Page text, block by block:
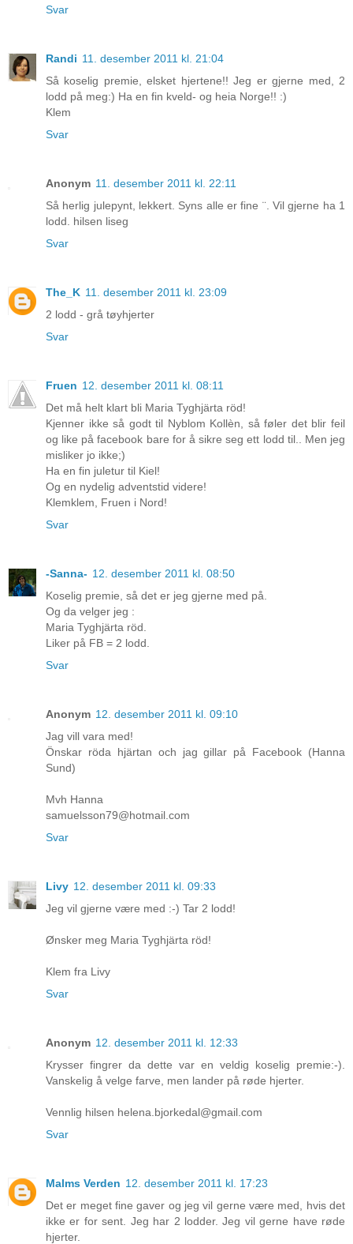
Svar
Randi 11. desember 2011 kl. 21:04
Så koselig premie, elsket hjertene!! Jeg er gjerne med, 2
lodd på meg:) Ha en fin kveld- og heia Norge!! :)
Klem
Svar
Anonym 11. desember 2011 kl. 22:11
Så herlig julepynt, lekkert. Syns alle er fine ¨. Vil gjerne ha 1
lodd. hilsen liseg
Svar
The_K 11. desember 2011 kl. 23:09
2 lodd - grå tøyhjerter
Svar
Fruen 12. desember 2011 kl. 08:11
Det må helt klart bli Maria Tyghjärta röd!
Kjenner ikke så godt til Nyblom Kollèn, så føler det blir feil
og like på facebook bare for å sikre seg ett lodd til.. Men jeg
misliker jo ikke;)
Ha en fin juletur til Kiel!
Og en nydelig adventstid videre!
Klemklem, Fruen i Nord!
Svar
-Sanna- 12. desember 2011 kl. 08:50
Koselig premie, så det er jeg gjerne med på.
Og da velger jeg :
Maria Tyghjärta röd.
Liker på FB = 2 lodd.
Svar
Anonym 12. desember 2011 kl. 09:10
Jag vill vara med!
Önskar röda hjärtan och jag gillar på Facebook (Hanna
Sund)
Mvh Hanna
samuelsson79@hotmail.com
Svar
Livy 12. desember 2011 kl. 09:33
Jeg vil gjerne være med :-) Tar 2 lodd!
Ønsker meg Maria Tyghjärta röd!
Klem fra Livy
Svar
Anonym 12. desember 2011 kl. 12:33
Krysser fingrer da dette var en veldig koselig premie:-).
Vanskelig å velge farve, men lander på røde hjerter.
Vennlig hilsen helena.bjorkedal@gmail.com
Svar
Malms Verden 12. desember 2011 kl. 17:23
Det er meget fine gaver og jeg vil gerne være med, hvis det
ikke er for sent. Jeg har 2 lodder. Jeg vil gerne have røde
hjerter.